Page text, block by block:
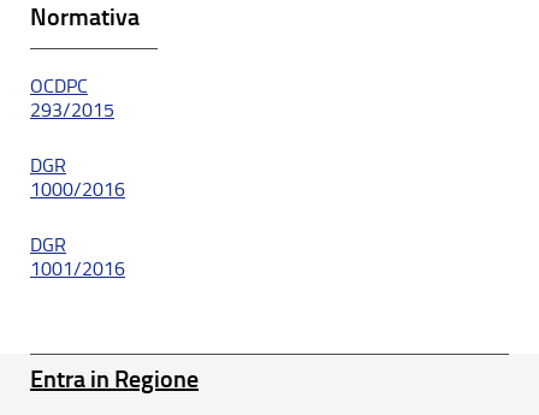
Normativa
OCDPC
293/2015
DGR
1000/2016
DGR
1001/2016
Entra in Regione